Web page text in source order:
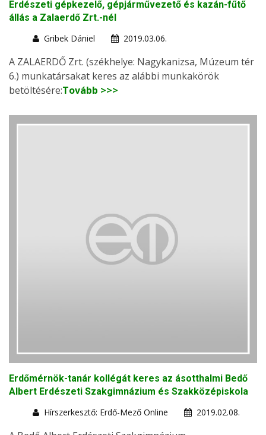
Erdészeti gépkezelő, gépjárművezető és kazán-fűtő
állás a Zalaerdő Zrt.-nél
Gribek Dániel
2019.03.06.
A ZALAERDŐ Zrt. (székhelye: Nagykanizsa, Múzeum tér
6.) munkatársakat keres az alábbi munkakörök
betöltésére:Tovább >>>
Erdőmérnök-tanár kollégát keres az ásotthalmi Bedő
Albert Erdészeti Szakgimnázium és Szakközépiskola
Hírszerkesztő: Erdő-Mező Online
2019.02.08.